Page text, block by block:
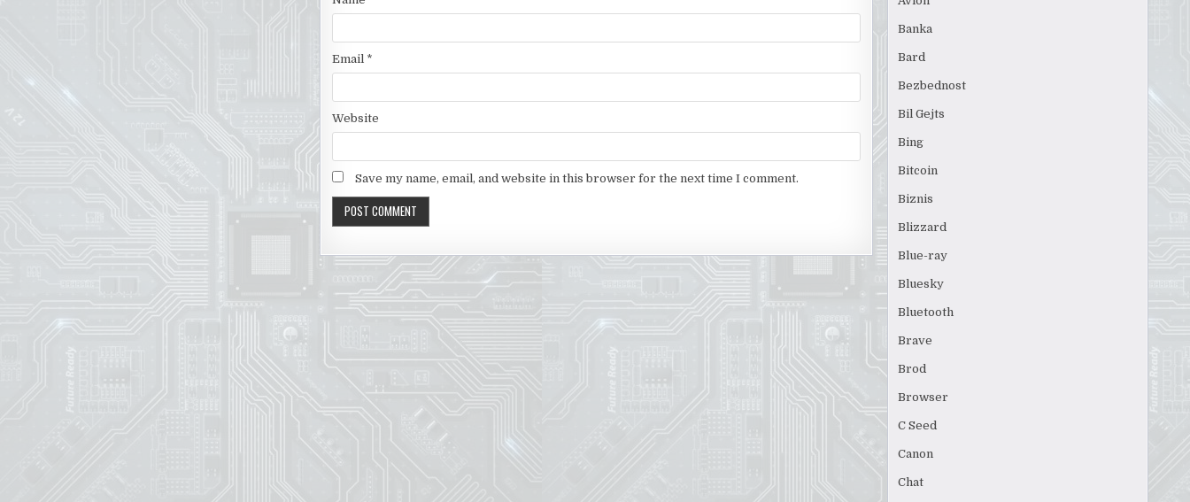
Email *
Website
Save my name, email, and website in this browser for the next time I comment.
Banka
Bard
Bezbednost
Bil Gejts
Bing
Bitcoin
Biznis
Blizzard
Blue-ray
Bluesky
Bluetooth
Brave
Brod
Browser
C Seed
Canon
Chat